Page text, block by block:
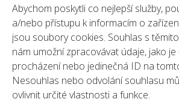
Abychom poskytli co nejlepší služby,
a/nebo přístupu k informacím o
jsou soubory cookies. Souhlas s
nám umožní zpracovávat údaje, jako
procházení nebo jedinečná ID na
Nesouhlas nebo odvolání souhlasu
ovlivnit určité vlastnosti a funkce.
Fax: +420 251 014 200
E-mail: pharma@sprinx.com
Sledujte nás
Facebook
Instagram
LinkedIn